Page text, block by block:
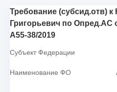
Требование (субсид.отв)
Григорьевич по Опред.АС
А55-38/2019
Субъект Федерации
Наименование ФО